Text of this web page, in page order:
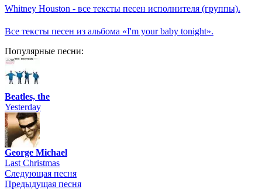
Whitney Houston - все тексты песен исполнителя (группы).
Все тексты песен из альбома «I'm your baby tonight».
Популярные песни:
Beatles, the
Yesterday
George Michael
Last Christmas
Следующая песня
Предыдущая песня